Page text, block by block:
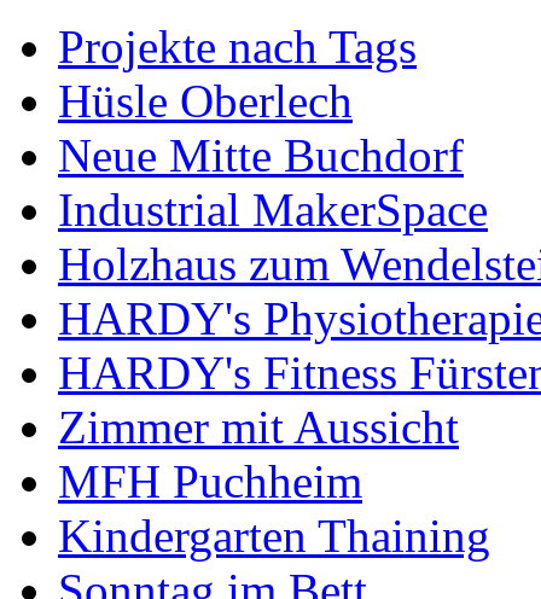
Projekte nach Tags
Hüsle Oberlech
Neue Mitte Buchdorf
Industrial MakerSpace
Holzhaus zum
HARDY's
HARDY's Fitness
Zimmer mit Aussicht
MFH Puchheim
Kindergarten Thaining